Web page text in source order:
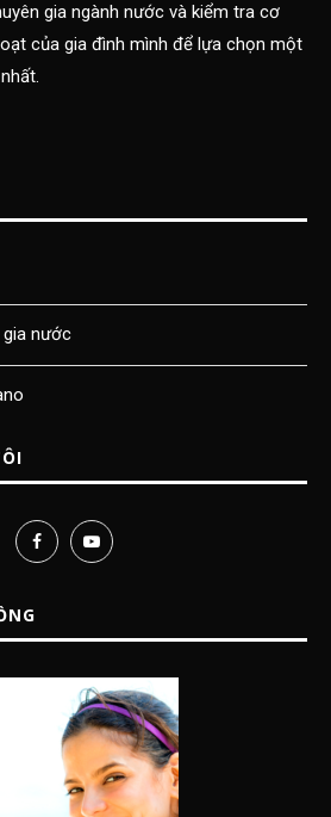
gia ngành nước và kiểm tra cơ
của gia đình mình để lựa chọn một
nước